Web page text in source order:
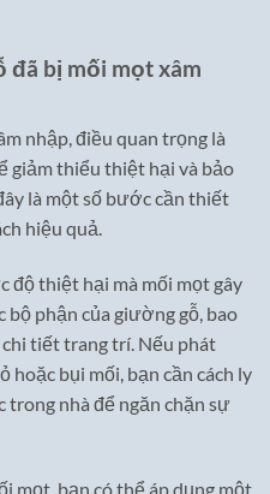
đã bị mối mọt xâm
nhập, điều quan trọng là
giảm thiểu thiệt hại và bảo
là một số bước cần thiết
hiệu quả.
độ thiệt hại mà mối mọt gây
bộ phận của giường gỗ, bao
chi tiết trang trí. Nếu phát
hoặc bụi mối, bạn cần cách ly
trong nhà để ngăn chặn sự
mọt, bạn có thể áp dụng một